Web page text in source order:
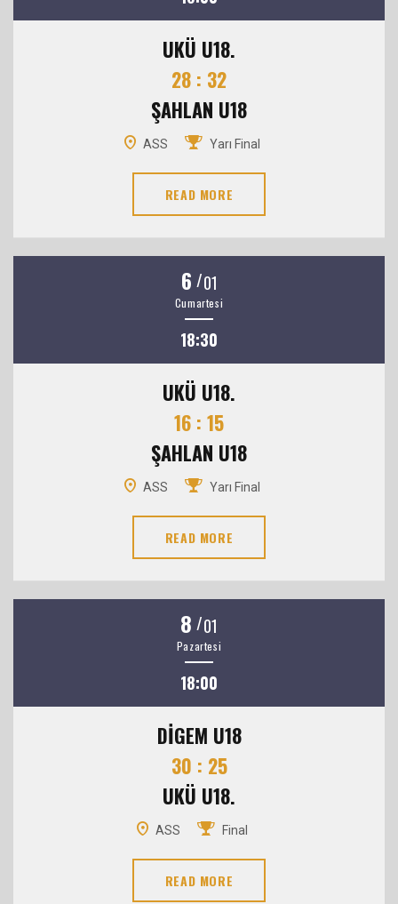
UKÜ U18.
28 : 32
ŞAHLAN U18
ASS Yarı Final
READ MORE
6 /01
Cumartesi
18:30
UKÜ U18.
16 : 15
ŞAHLAN U18
ASS Yarı Final
READ MORE
8 /01
Pazartesi
18:00
DİGEM U18
30 : 25
UKÜ U18.
ASS Final
READ MORE